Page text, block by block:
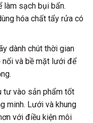
làm sạch bụi bẩn.
hóa chất tẩy rửa có
dành chút thời gian
nối và bề mặt lưới để
tư vào sản phẩm tốt
minh. Lưới và khung
với điều kiện môi